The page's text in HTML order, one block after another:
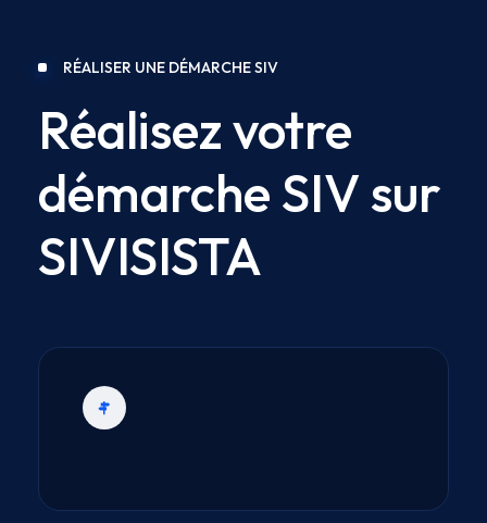
RÉALISER UNE DÉMARCHE SIV
Réalisez votre
démarche SIV sur
SIVISISTA